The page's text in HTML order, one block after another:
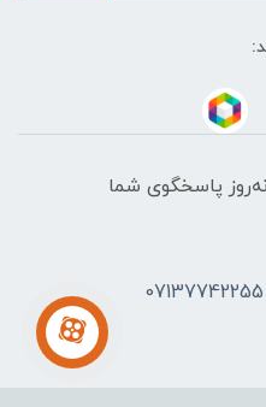
ساعت شبانه‌روز پاسخگوی شما